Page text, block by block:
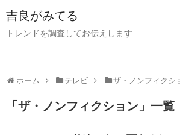
吉良がみてる
トレンドを調査してお伝えします
ホーム テレビ ザ・ノンフィクシ
「 ザ・ノンフィクション 」 一覧